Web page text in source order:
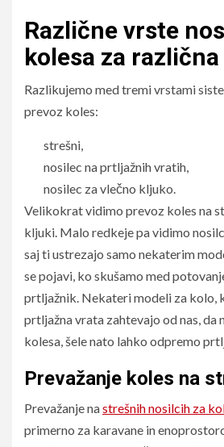
Različne vrste
kolesa za
Razlikujemo med tremi vrstami
prevoz koles:
strešni,
nosilec na prtljažnih vratih,
nosilec za vlečno kljuko.
Velikokrat vidimo prevoz koles na
kljuki. Malo redkeje pa vidimo
saj ti ustrezajo samo nekaterim
se pojavi, ko skušamo med
prtljažnik. Nekateri modeli za kolo,
prtljažna vrata zahtevajo od nas,
kolesa, šele nato lahko odpremo
Prevažanje koles na
Prevažanje nastrešnih nosilcih za
primerno za karavane in